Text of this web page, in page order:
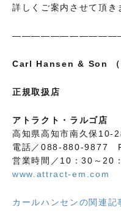
詳しくご案内させて頂き
Carl Hansen & Son
正規取扱店
アトラクト・ラルゴ店
高知県高知市南久保
電話／088-880-9877
営業時間／10：30～20
www.attract-em.com
カールハンセンの関連記